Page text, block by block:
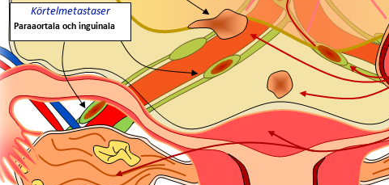
Körtelmetastaser
Paraaortala och inguinala